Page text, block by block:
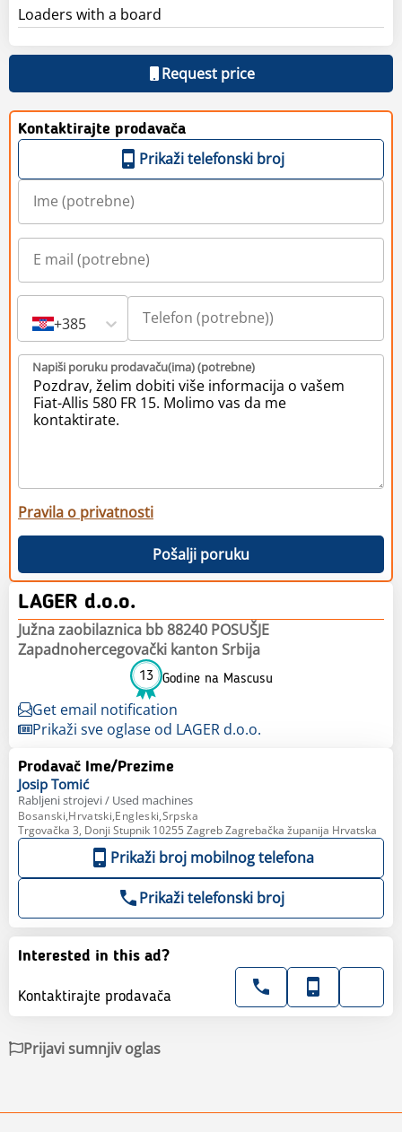
Loaders with a board
Request price
Kontaktirajte prodavača
Prikaži telefonski broj
+385
Napiši poruku prodavaču(ima) (potrebne)
Pravila o privatnosti
Pošalji poruku
LAGER d.o.o.
Južna zaobilaznica bb 88240 POSUŠJE
Zapadnohercegovački kanton Srbija
13 Godine na Mascusu
Get email notification
Prikaži sve oglase od LAGER d.o.o.
Prodavač Ime/Prezime
Josip Tomić
Rabljeni strojevi / Used machines
Bosanski,Hrvatski,Engleski,Srpska
Trgovačka 3, Donji Stupnik 10255 Zagreb Zagrebačka županija Hrvatska
Prikaži broj mobilnog telefona
Prikaži telefonski broj
Interested in this ad?
Kontaktirajte prodavača
Prijavi sumnjiv oglas